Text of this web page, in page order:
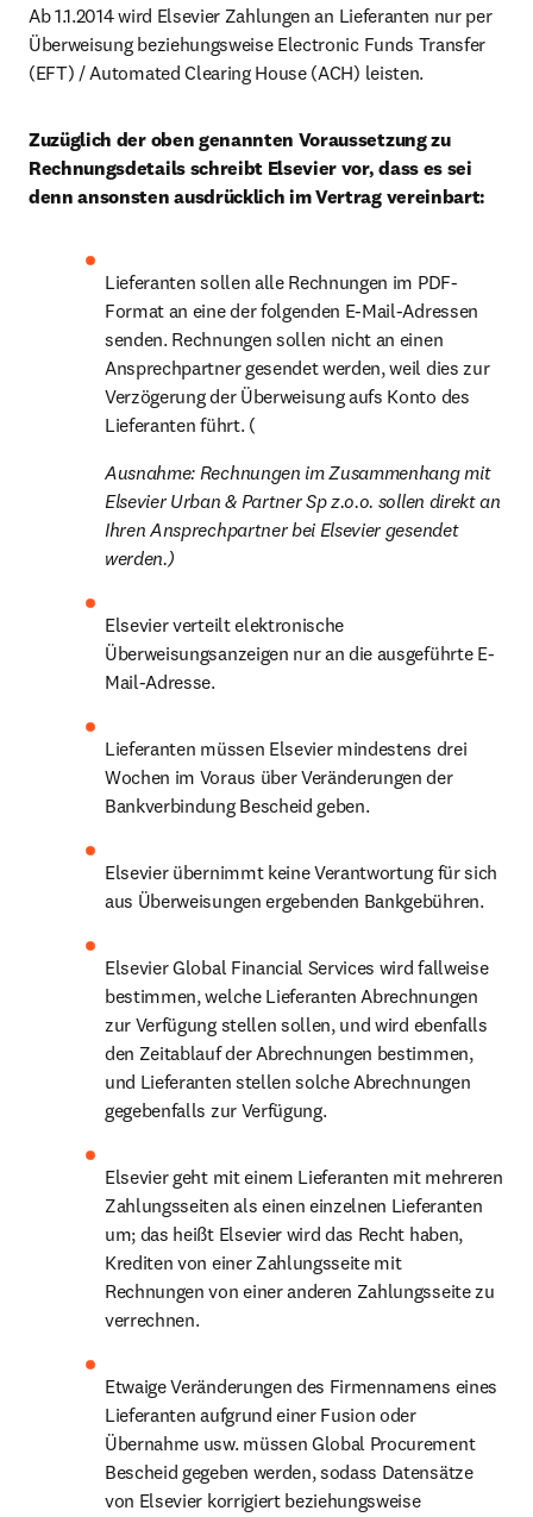
Ab 1.1.2014 wird Elsevier Zahlungen an Lieferanten nur per
Überweisung beziehungsweise Electronic Funds Transfer
(EFT) / Automated Clearing House (ACH) leisten.
Zuzüglich der oben genannten Voraussetzung zu
Rechnungsdetails schreibt Elsevier vor, dass es sei
denn ansonsten ausdrücklich im Vertrag vereinbart:
Lieferanten sollen alle Rechnungen im PDF-
Format an eine der folgenden E-Mail-Adressen
senden. Rechnungen sollen nicht an einen
Ansprechpartner gesendet werden, weil dies zur
Verzögerung der Überweisung aufs Konto des
Lieferanten führt. (
Ausnahme: Rechnungen im Zusammenhang mit
Elsevier Urban & Partner Sp z.o.o. sollen direkt an
Ihren Ansprechpartner bei Elsevier gesendet
werden.)
Elsevier verteilt elektronische
Überweisungsanzeigen nur an die ausgeführte E-
Mail-Adresse.
Lieferanten müssen Elsevier mindestens drei
Wochen im Voraus über Veränderungen der
Bankverbindung Bescheid geben.
Elsevier übernimmt keine Verantwortung für sich
aus Überweisungen ergebenden Bankgebühren.
Elsevier Global Financial Services wird fallweise
bestimmen, welche Lieferanten Abrechnungen
zur Verfügung stellen sollen, und wird ebenfalls
den Zeitablauf der Abrechnungen bestimmen,
und Lieferanten stellen solche Abrechnungen
gegebenfalls zur Verfügung.
Elsevier geht mit einem Lieferanten mit mehreren
Zahlungsseiten als einen einzelnen Lieferanten
um; das heißt Elsevier wird das Recht haben,
Krediten von einer Zahlungsseite mit
Rechnungen von einer anderen Zahlungsseite zu
verrechnen.
Etwaige Veränderungen des Firmennamens eines
Lieferanten aufgrund einer Fusion oder
Übernahme usw. müssen Global Procurement
Bescheid gegeben werden, sodass Datensätze
von Elsevier korrigiert beziehungsweise